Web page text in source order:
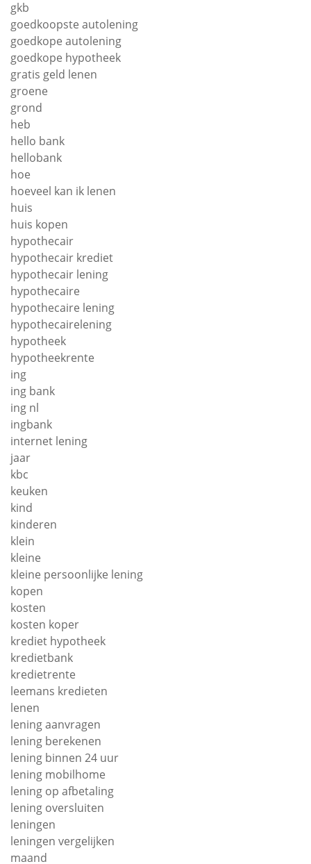
gkb
goedkoopste autolening
goedkope autolening
goedkope hypotheek
gratis geld lenen
groene
grond
heb
hello bank
hellobank
hoe
hoeveel kan ik lenen
huis
huis kopen
hypothecair
hypothecair krediet
hypothecair lening
hypothecaire
hypothecaire lening
hypothecairelening
hypotheek
hypotheekrente
ing
ing bank
ing nl
ingbank
internet lening
jaar
kbc
keuken
kind
kinderen
klein
kleine
kleine persoonlijke lening
kopen
kosten
kosten koper
krediet hypotheek
kredietbank
kredietrente
leemans kredieten
lenen
lening aanvragen
lening berekenen
lening binnen 24 uur
lening mobilhome
lening op afbetaling
lening oversluiten
leningen
leningen vergelijken
maand